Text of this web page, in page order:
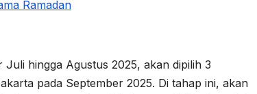
Ramadan
hingga Agustus 2025, akan dipilih 3
pada September 2025. Di tahap ini, akan